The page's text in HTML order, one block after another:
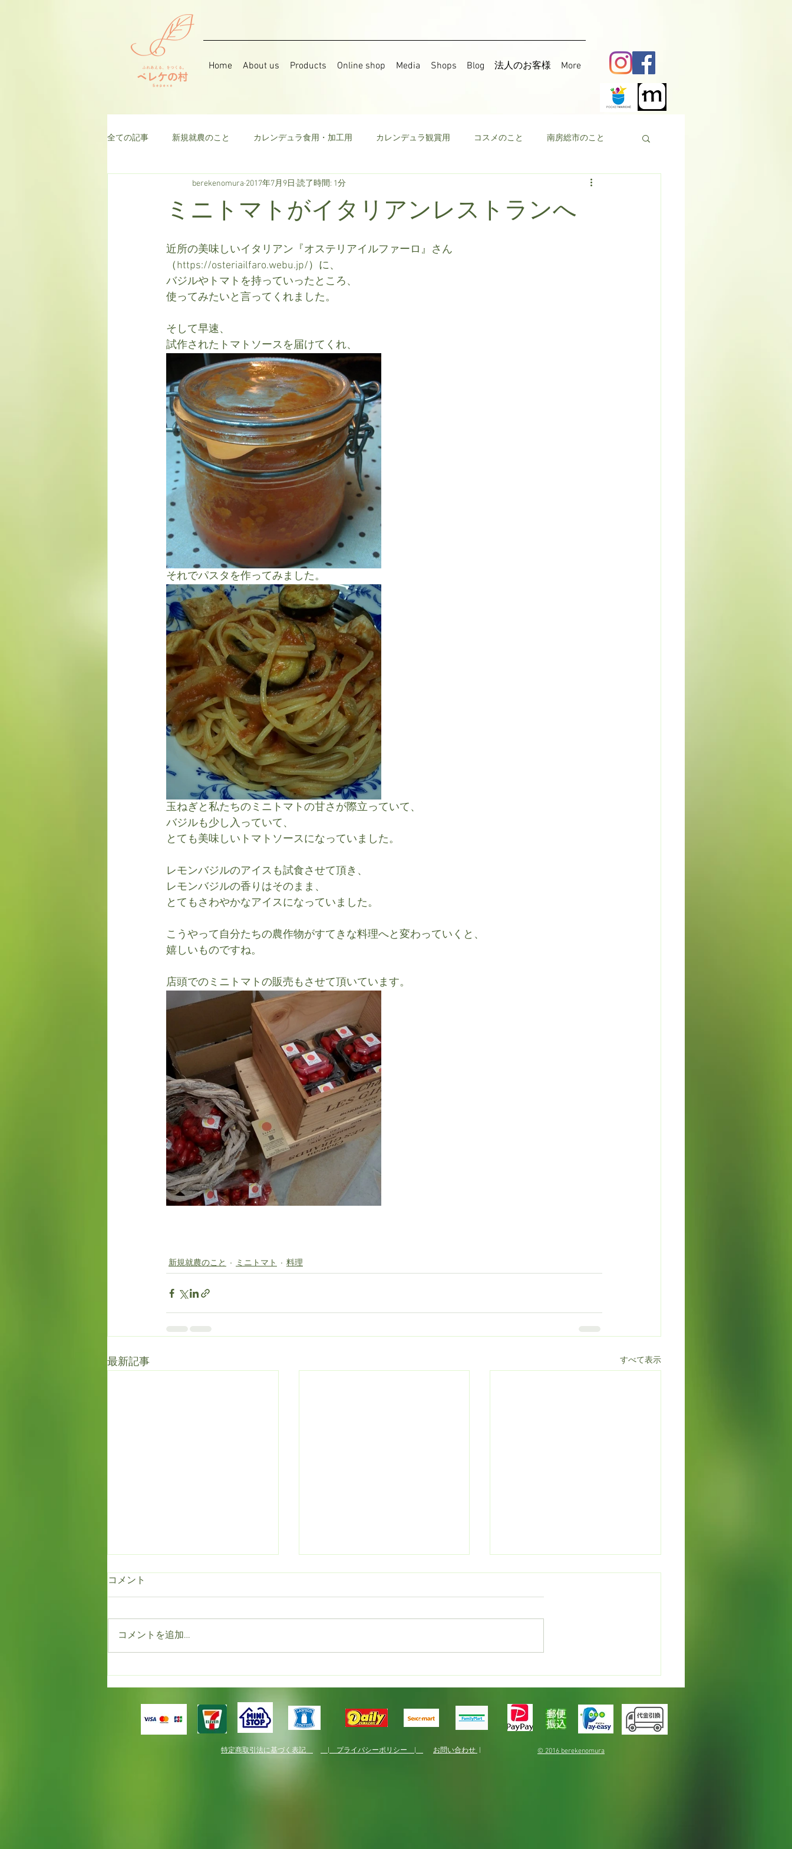
Home About us Products Online shop Media Shops Blog 法人のお客様 More
全ての記事 新規就農のこと カレンデュラ食用・加工用 カレンデュラ観賞用 コスメのこと 南房総市のこと
そら豆 ハーブ 果樹 食用菜の花
ミニトマトがイタリアンレストランへ
berekenomura 2017年7月9日 読了時間: 1分
近所の美味しいイタリアン『オステリアイルファーロ』さん
（https://osteriailfaro.webu.jp/）に、
バジルやトマトを持っていったところ、
使ってみたいと言ってくれました。
そして早速、
試作されたトマトソースを届けてくれ、
それでパスタを作ってみました。
玉ねぎと私たちのミニトマトの甘さが際立っていて、
バジルも少し入っていて、
とても美味しいトマトソースになっていました。
レモンバジルのアイスも試食させて頂き、
レモンバジルの香りはそのまま、
とてもさわやかなアイスになっていました。
こうやって自分たちの農作物がすてきな料理へと変わっていくと、
嬉しいものですね。
店頭でのミニトマトの販売もさせて頂いています。
新規就農のこと ミニトマト 料理
最新記事 すべて表示
くり
コメント
コメントを追加…
特定商取引法に基づく表記 | プライバシーポリシー | © 2016 berekenomura
お問い合わせ